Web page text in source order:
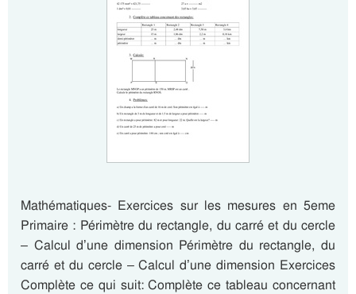
Mathématiques- Exercices sur les mesures en 5eme
Primaire : Périmètre du rectangle, du carré et du cercle
– Calcul d’une dimension Périmètre du rectangle, du
carré et du cercle – Calcul d’une dimension Exercices
Complète ce qui suit: Complète ce tableau concernant